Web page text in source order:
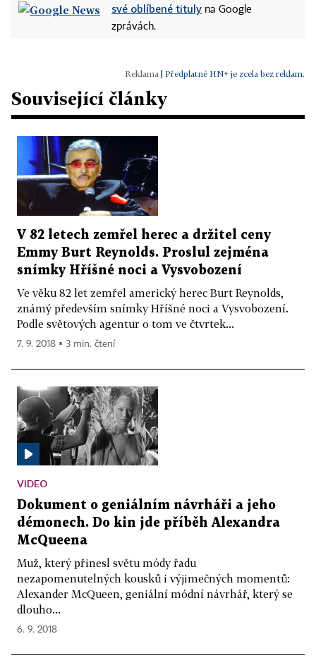
své oblíbené tituly na Google
zprávách.
Předplatné HN+ je zcela bez reklam.
Související články
V 82 letech zemřel herec a držitel ceny
Emmy Burt Reynolds. Proslul zejména
snímky Hříšné noci a Vysvobození
Ve věku 82 let zemřel americký herec Burt Reynolds,
známý především snímky Hříšné noci a Vysvobození.
Podle světových agentur o tom ve čtvrtek...
7. 9. 2018 ▪ 3 min. čtení
VIDEO
Dokument o geniálním návrháři a jeho
démonech. Do kin jde příběh Alexandra
McQueena
Muž, který přinesl světu módy řadu
nezapomenutelných kousků i výjimečných momentů:
Alexander McQueen, geniální módní návrhář, který se
dlouho...
6. 9. 2018